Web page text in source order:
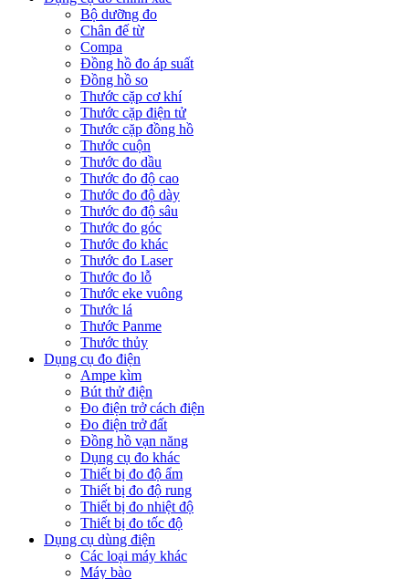
Bộ dưỡng đo
Chân đế từ
Compa
Đồng hồ đo áp suất
Đồng hồ so
Thước cặp cơ khí
Thước cặp điện tử
Thước cặp đồng hồ
Thước cuộn
Thước đo dầu
Thước đo độ cao
Thước đo độ dày
Thước đo độ sâu
Thước đo góc
Thước đo khác
Thước đo Laser
Thước đo lỗ
Thước eke vuông
Thước lá
Thước Panme
Thước thủy
Dụng cụ đo điện
Ampe kìm
Bút thử điện
Đo điện trở cách điện
Đo điện trở đất
Đồng hồ vạn năng
Dụng cụ đo khác
Thiết bị đo độ ẩm
Thiết bị đo độ rung
Thiết bị đo nhiệt độ
Thiết bị đo tốc độ
Dụng cụ dùng điện
Các loại máy khác
Máy bào